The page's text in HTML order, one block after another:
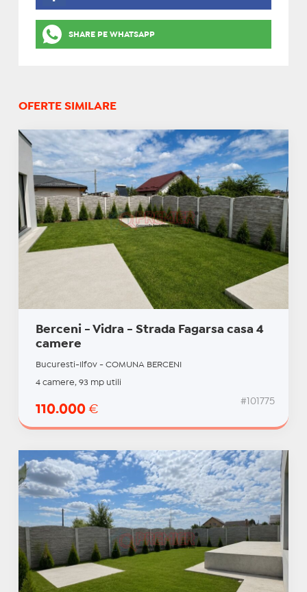
SHARE PE WHATSAPP
OFERTE SIMILARE
Berceni - Vidra - Strada Fagarsa casa 4
camere
Bucuresti-Ilfov - COMUNA BERCENI
4 camere, 93 mp utili
110.000 €
#101775